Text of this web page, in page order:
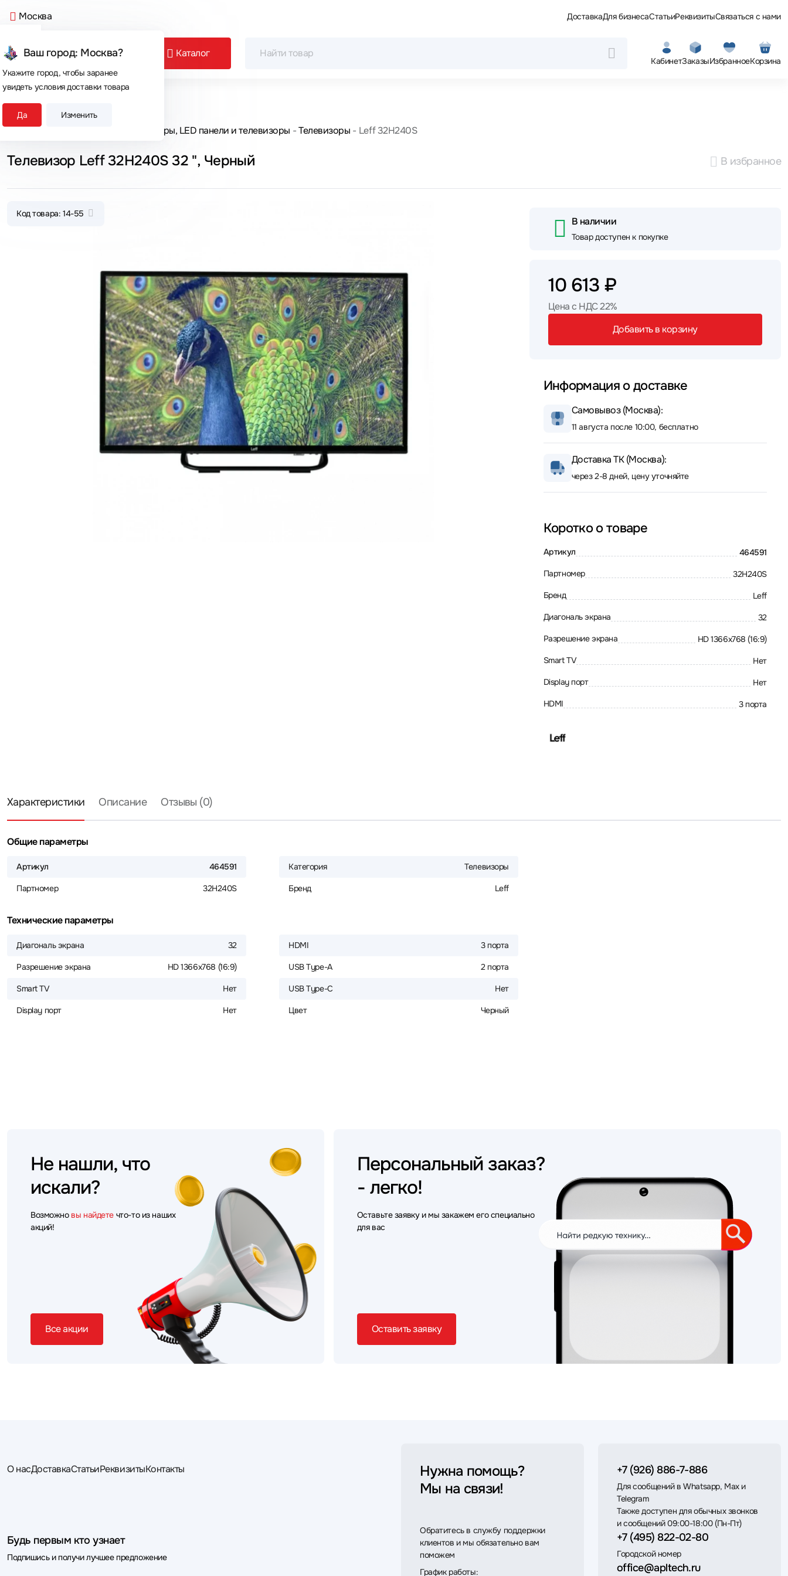
Москва
Ваш город: Москва?
Укажите город, чтобы заранее
увидеть условия доставки товара
Да Изменить
ДоставкаДля бизнесаСтатьиРеквизитыСвязаться с нами
Каталог
КабинетЗаказыИзбранноеКорзина
Сегодня покупают
Главная Мониторы, LED панели и телевизоры Телевизоры Leff 32H240S
Телевизор Leff 32H240S 32 ", Черный В избранное
Код товара: 14-55
В наличии
Товар доступен к покупке
10 613 ₽
Цена с НДС 22%
Добавить в корзину
Информация о доставке
Самовывоз (Москва):
11 августа после 10:00, бесплатно
Доставка ТК (Москва):
через 2-8 дней, цену уточняйте
Коротко о товаре
Артикул 464591
Партномер 32H240S
Бренд Leff
Диагональ экрана 32
Разрешение экрана HD 1366x768 (16:9)
Smart TV Нет
Display порт Нет
HDMI 3 порта
Характеристики Описание Отзывы (0)
Общие параметры
Артикул 464591
Партномер 32H240S
Категория Телевизоры
Бренд Leff
Технические параметры
Диагональ экрана 32
Разрешение экрана HD 1366x768 (16:9)
Smart TV Нет
Display порт Нет
HDMI 3 порта
USB Type-A 2 порта
USB Type-C Нет
Цвет Черный
Не нашли, что
искали?
Возможно вы найдете что-то из наших
акций!
Все акции
Персональный заказ?
- легко!
Оставьте заявку и мы закажем его специально
для вас
Оставить заявку
О насДоставкаСтатьиРеквизитыКонтакты
Будь первым кто узнает
Подпишись и получи лучшее предложение
Нужна помощь?
Мы на связи!
Обратитесь в службу поддержки
клиентов и мы обязательно вам
поможем
График работы:
+7 (926) 886-7-886
Для сообщений в Whatsapp, Max и
Telegram
Также доступен для обычных звонков
и сообщений 09:00-18:00 (Пн-Пт)
+7 (495) 822-02-80
Городской номер
office@apltech.ru